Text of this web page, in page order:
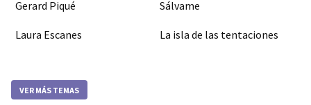
Gerard Piqué Sálvame
Laura Escanes La isla de las tentaciones
VER MÁS TEMAS